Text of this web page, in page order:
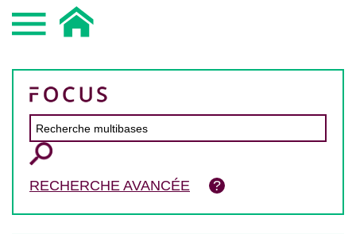
RECHERCHE AVANCÉE